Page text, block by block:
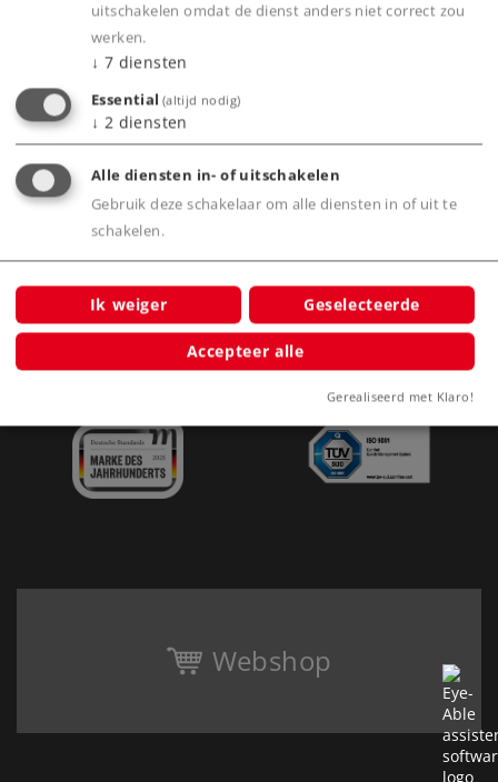
Producten
Service
Nieuws
Belevenis
Clubs
Bedrijf
Webshop
uitschakelen omdat de dienst anders niet correct zou
werken.
↓ 7 diensten
Essential (altijd nodig)
↓ 2 diensten
Alle diensten in- of uitschakelen
Gebruik deze schakelaar om alle diensten in of uit te
schakelen.
Ik weiger Geselecteerde
Accepteer alle
Gerealiseerd met Klaro!